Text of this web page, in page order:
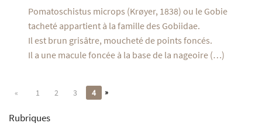
Pomatoschistus microps (Krøyer, 1838) ou le Gobie
tacheté appartient à la famille des Gobiidae.
Il est brun grisâtre, moucheté de points foncés.
Il a une macule foncée à la base de la nageoire (…)
« 1 2 3 4 »
Rubriques